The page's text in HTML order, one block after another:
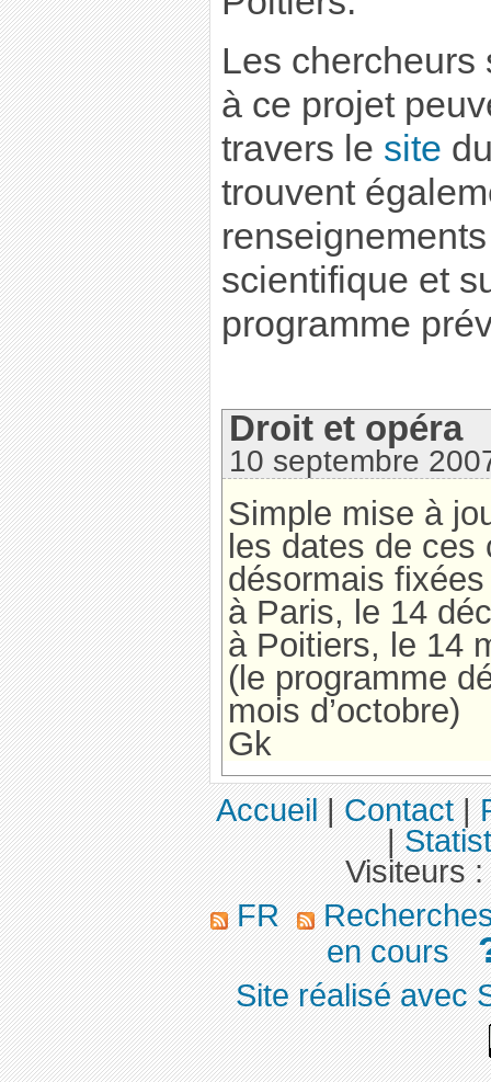
Les chercheurs
à ce projet
travers le site
trouvent
scientifique et
programme
Droit et opéra
10 septembre
Simple mise à
les dates de
désormais
à Paris, le 14
à Poitiers, le 14
(le programme
mois d’octobre)
Gk
Accueil|Contact|
|
Visiteurs :
FR
en cours
Site réalisé avec